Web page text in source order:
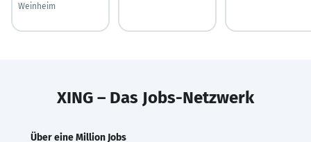
Weinheim
XING – Das Jobs-Netzwerk
Über eine Million Jobs